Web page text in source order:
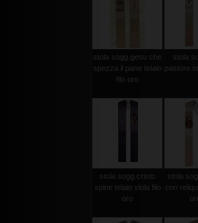
stola sogg.gesu che
spezza il pane telaio
filo oro
stola
pastore
stola sogg.cristo
spine telaio viola filo
oro
stola
con